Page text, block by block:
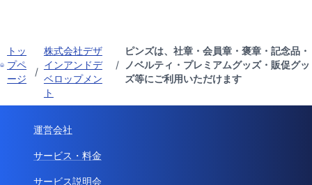
トッ
プペ
ージ
/
株式会社デザ
インアンドデ
ベロップメン
ト
/
ピンズは、社章・会員章・褒章・記念品・
ノベルティ・プレミアムグッズ・販促グッ
ズ等にご利用いただけます
運営会社
サービス・料金
サービス説明会